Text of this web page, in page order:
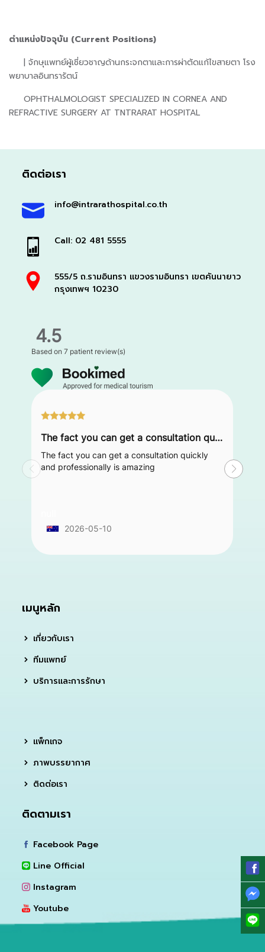
ตำแหน่งปัจจุบัน (Current Positions)
| จักษุแพทย์ผู้เชี่ยวชาญด้านกระจกตาและการผ่าตัดแก้ไขสายตา โรง
พยาบาลอินทรารัตน์
OPHTHALMOLOGIST SPECIALIZED IN CORNEA AND
REFRACTIVE SURGERY AT TNTRARAT HOSPITAL
ติดต่อเรา
info@intrarathospital.co.th
Call: 02 481 5555
555/5 ถ.รามอินทรา แขวงรามอินทรา เขตคันนายาว
กรุงเทพฯ 10230
4.5
Based on7 patient review(s)
The fact you can get a consultation quickly and professionally is amazing
The fact you can get a consultation quickly
and professionally is amazing
2026-05-10
เมนูหลัก
เกี่ยวกับเรา
ทีมแพทย์
บริการและการรักษา
แพ็กเกจ
ภาพบรรยากาศ
ติดต่อเรา
ติดตามเรา
Facebook Page
Line Official
Instagram
Youtube